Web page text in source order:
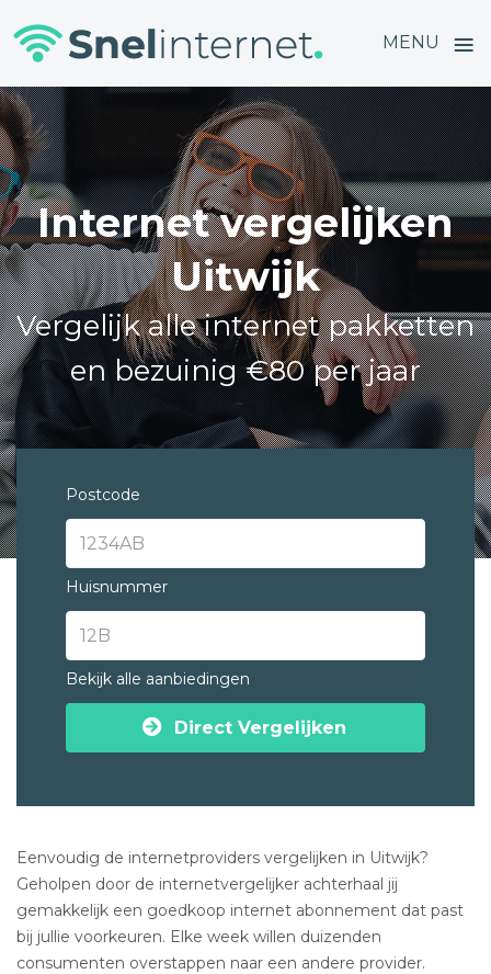
MENU ≡
Skip
to
content
Internet vergelijken
Uitwijk
Vergelijk alle internet pakketten
en bezuinig €80 per jaar
Postcode
Huisnummer
Bekijk alle aanbiedingen
Direct Vergelijken
Eenvoudig de internetproviders vergelijken in Uitwijk?
Geholpen door de internetvergelijker achterhaal jij
gemakkelijk een goedkoop internet abonnement dat past
bij jullie voorkeuren. Elke week willen duizenden
consumenten overstappen naar een andere provider.